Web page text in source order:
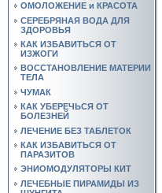
ОМОЛОЖЕНИЕ и КРАСОТА
СЕРЕБРЯНАЯ ВОДА ДЛЯ
ЗДОРОВЬЯ
КАК ИЗБАВИТЬСЯ ОТ
ИЗЖОГИ
ВОССТАНОВЛЕНИЕ МАТЕРИИ
ТЕЛА
ЧУМАК
КАК УБЕРЕЧЬСЯ ОТ
БОЛЕЗНЕЙ
ЛЕЧЕНИЕ БЕЗ ТАБЛЕТОК
КАК ИЗБАВИТЬСЯ ОТ
ПАРАЗИТОВ
ЭНИОМОДУЛЯТОРЫ КИТ
ЛЕЧЕБНЫЕ ПИРАМИДЫ ИЗ